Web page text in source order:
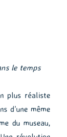
le temps
plus réaliste
d’une même
du museau,